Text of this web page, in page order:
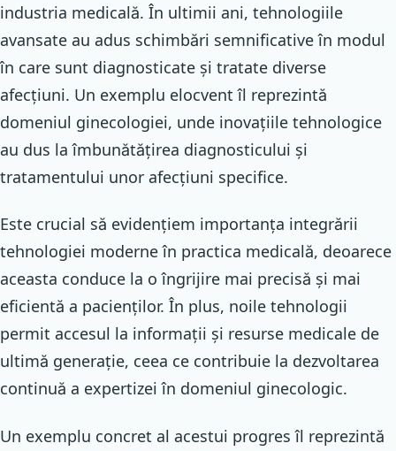
industria medicală. În ultimii ani, tehnologiile
avansate au adus schimbări semnificative în modul
în care sunt diagnosticate și tratate diverse
afecțiuni. Un exemplu elocvent îl reprezintă
domeniul ginecologiei, unde inovațiile tehnologice
au dus la îmbunătățirea diagnosticului și
tratamentului unor afecțiuni specifice.
Este crucial să evidențiem importanța integrării
tehnologiei moderne în practica medicală, deoarece
aceasta conduce la o îngrijire mai precisă și mai
eficientă a pacienților. În plus, noile tehnologii
permit accesul la informații și resurse medicale de
ultimă generație, ceea ce contribuie la dezvoltarea
continuă a expertizei în domeniul ginecologic.
Un exemplu concret al acestui progres îl reprezintă